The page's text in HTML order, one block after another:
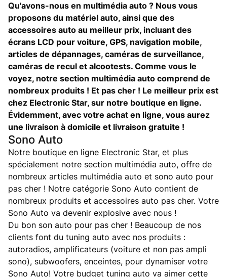
Qu'avons-nous en multimédia auto ? Nous vous
proposons du matériel auto, ainsi que des
accessoires auto au meilleur prix, incluant des
écrans LCD pour voiture, GPS, navigation mobile,
articles de dépannages, caméras de surveillance,
caméras de recul et alcootests. Comme vous le
voyez, notre section multimédia auto comprend de
nombreux produits ! Et pas cher ! Le meilleur prix est
chez Electronic Star, sur notre boutique en ligne.
Évidemment, avec votre achat en ligne, vous aurez
une livraison à domicile et livraison gratuite !
Sono Auto
Notre boutique en ligne Electronic Star, et plus
spécialement notre section multimédia auto, offre de
nombreux articles multimédia auto et sono auto pour
pas cher ! Notre catégorie Sono Auto contient de
nombreux produits et accessoires auto pas cher. Votre
Sono Auto va devenir explosive avec nous !
Du bon son auto pour pas cher ! Beaucoup de nos
clients font du tuning auto avec nos produits :
autoradios, amplificateurs (voiture et non pas ampli
sono), subwoofers, enceintes, pour dynamiser votre
Sono Auto! Votre budget tuning auto va aimer cette